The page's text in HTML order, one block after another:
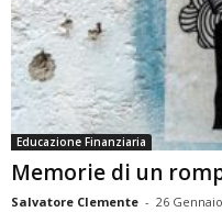
Educazione Finanziaria
Memorie di un
Salvatore Clemente - 26